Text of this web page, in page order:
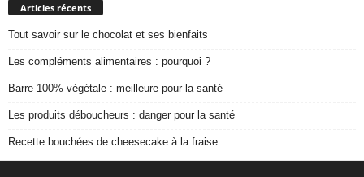
Articles récents
Tout savoir sur le chocolat et ses bienfaits
Les compléments alimentaires : pourquoi ?
Barre 100% végétale : meilleure pour la santé
Les produits déboucheurs : danger pour la santé
Recette bouchées de cheesecake à la fraise